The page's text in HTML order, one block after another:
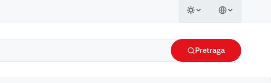
Pretraga